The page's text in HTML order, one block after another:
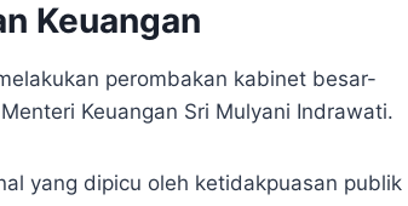
Keuangan
perombakan kabinet besar-
Keuangan Sri Mulyani Indrawati.
yang dipicu oleh ketidakpuasan publik